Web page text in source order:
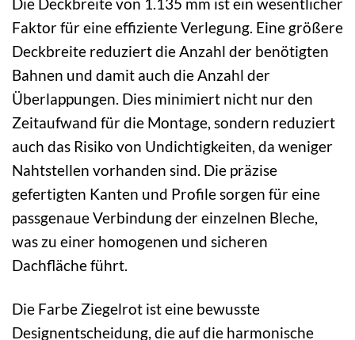
Die Deckbreite von 1.135 mm ist ein wesentlicher
Faktor für eine effiziente Verlegung. Eine größere
Deckbreite reduziert die Anzahl der benötigten
Bahnen und damit auch die Anzahl der
Überlappungen. Dies minimiert nicht nur den
Zeitaufwand für die Montage, sondern reduziert
auch das Risiko von Undichtigkeiten, da weniger
Nahtstellen vorhanden sind. Die präzise
gefertigten Kanten und Profile sorgen für eine
passgenaue Verbindung der einzelnen Bleche,
was zu einer homogenen und sicheren
Dachfläche führt.
Die Farbe Ziegelrot ist eine bewusste
Designentscheidung, die auf die harmonische